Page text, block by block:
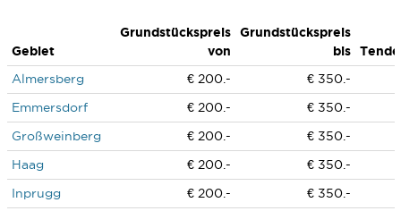
Gebiet
Grundstückspreis
von
Grundstückspreis
bis
Almersberg
€ 200.-
€ 350.-
Emmersdorf
€ 200.-
€ 350.-
Großweinberg
€ 200.-
€ 350.-
Haag
€ 200.-
€ 350.-
Inprugg
€ 200.-
€ 350.-